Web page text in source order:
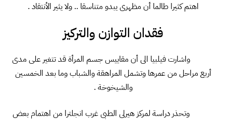
اهتم كثيرا طالما أن مظهرى يبدو متناسقا .. ولا يثير الأنتقاد .
فقدان التوازن والتركيز
واشارت فيلبيا الى أن مقاييس جسم المرأة قد تتغير على مدى
أربع مراحل من عمرها وتشمل المراهقة والشباب وما بعد الخمسين
والشيخوخة .
وتحذر دراسة لمركز هيرلى الطبى غرب انجلترا من اهتمام بعض